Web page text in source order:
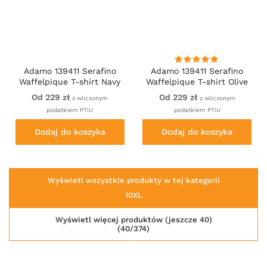
Adamo 139411 Serafino
Waffelpique T-shirt Navy
Od 229 zł z wliczonym
podatkiem PTiU
Dodaj do koszyka
Adamo 139411 Serafino
Waffelpique T-shirt Olive
Green
Od 229 zł z wliczonym
podatkiem PTiU
Dodaj do koszyka
Wyświetl wszystkie produkty w tej kategorii
10XL
(40/374)
Wyświetl więcej produktów (jeszcze 40)